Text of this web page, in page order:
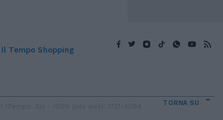
Il Tempo Shopping
TORNA SU